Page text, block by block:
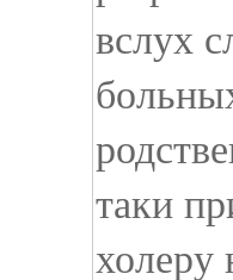
вслух
таки
холеру